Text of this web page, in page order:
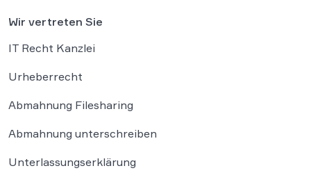
Wir vertreten Sie
IT Recht Kanzlei
Urheberrecht
Abmahnung Filesharing
Abmahnung unterschreiben
Unterlassungserklärung